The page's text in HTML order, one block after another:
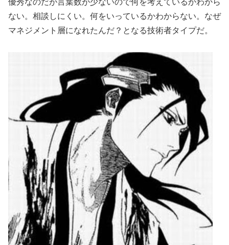
ない。相談しにくい。何をいっているかわからない。なぜ
マネジメント層になれたんだ？となる技術者タイプだ。